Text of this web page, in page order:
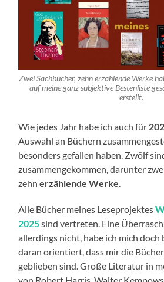
Zwei Sachbücher, zehn erzählende Werke
auf meine ganz subjektive Bestenliste
erstellt.
Wie jedes Jahr habe ich auch für
Auswahl an Büchern
besonders gefallen haben. Zwölf
zusammengekommen, darunter
zehnerzählende Werke.
Alle Bücher meines Leseprojektes
2025sind vertreten. Eine
allerdings nicht, habe ich mich doch
daran orientiert, dass mir die
geblieben sind. Große Literatur in